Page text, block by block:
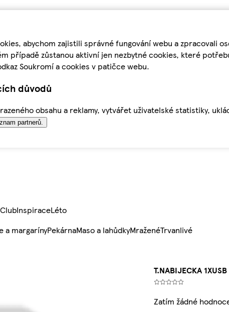
abychom zajistili správné fungování webu a zpracovali
případě zůstanou aktivní jen nezbytné cookies, které
Soukromí a cookies v patičce webu.
důvodů
obsahu a reklamy, vytvářet uživatelské statistiky,
partnerů.
InspiraceLéto
a margarínyPekárnaMaso a lahůdkyMraženéTrvanlivé
T.NABIJECKA
Zatím žádné